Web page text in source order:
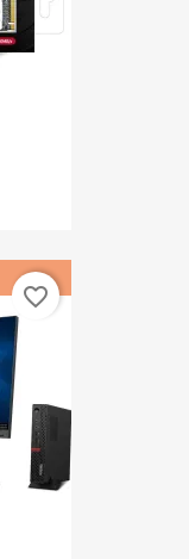
favorite_border